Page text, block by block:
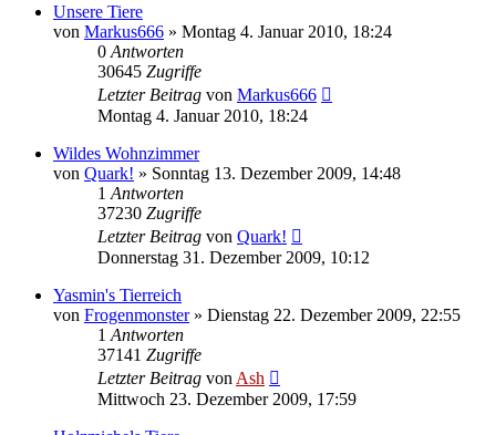
Unsere Tiere
von Markus666 » Montag 4. Januar 2010, 18:24
0 Antworten
30645 Zugriffe
Letzter Beitrag von Markus666
Montag 4. Januar 2010, 18:24
Wildes Wohnzimmer
von Quark! » Sonntag 13. Dezember 2009, 14:48
1 Antworten
37230 Zugriffe
Letzter Beitrag von Quark!
Donnerstag 31. Dezember 2009, 10:12
Yasmin's Tierreich
von Frogenmonster» Dienstag 22. Dezember 2009, 22:55
1 Antworten
37141 Zugriffe
Letzter Beitrag von Ash
Mittwoch 23. Dezember 2009, 17:59